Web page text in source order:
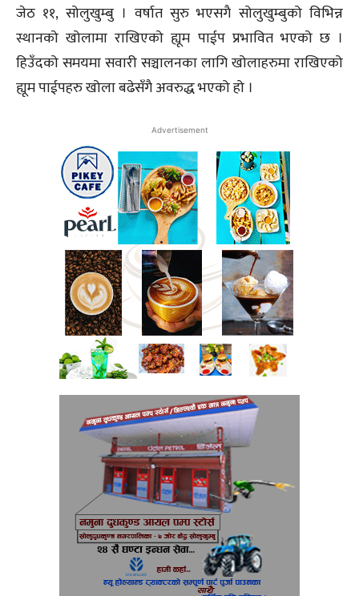
जेठ ११, सोलुखुम्बु । वर्षात सुरु भएसगै सोलुखुम्बुको विभिन्न
स्थानको खोलामा राखिएको ह्यूम पाईप प्रभावित भएको छ ।
हिउँदको समयमा सवारी सञ्चालनका लागि खोलाहरुमा राखिएको
ह्यूम पाईपहरु खोला बढेसँगै अवरुद्ध भएको हो ।
Advertisement